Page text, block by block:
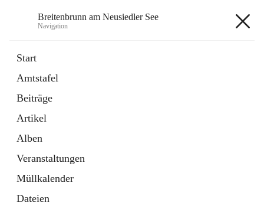
Breitenbrunn am Neusiedler See
Navigation
Start
Amtstafel
Beiträge
Artikel
Alben
Veranstaltungen
Müllkalender
Dateien
18 Schnellzugriffe
Gemeindeservice